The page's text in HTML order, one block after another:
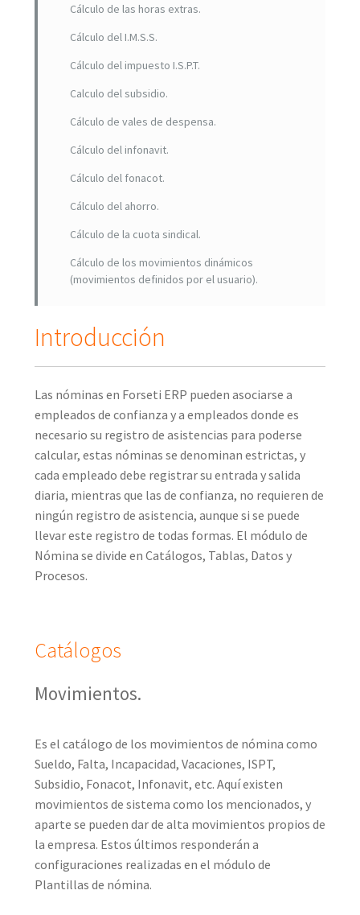
Cálculo de las horas extras.
Cálculo del I.M.S.S.
Cálculo del impuesto I.S.P.T.
Calculo del subsidio.
Cálculo de vales de despensa.
Cálculo del infonavit.
Cálculo del fonacot.
Cálculo del ahorro.
Cálculo de la cuota sindical.
Cálculo de los movimientos dinámicos
(movimientos definidos por el usuario).
Introducción
Las nóminas en Forseti ERP pueden asociarse a
empleados de confianza y a empleados donde es
necesario su registro de asistencias para poderse
calcular, estas nóminas se denominan estrictas, y
cada empleado debe registrar su entrada y salida
diaria, mientras que las de confianza, no requieren de
ningún registro de asistencia, aunque si se puede
llevar este registro de todas formas. El módulo de
Nómina se divide en Catálogos, Tablas, Datos y
Procesos.
Catálogos
Movimientos.
Es el catálogo de los movimientos de nómina como
Sueldo, Falta, Incapacidad, Vacaciones, ISPT,
Subsidio, Fonacot, Infonavit, etc. Aquí existen
movimientos de sistema como los mencionados, y
aparte se pueden dar de alta movimientos propios de
la empresa. Estos últimos responderán a
configuraciones realizadas en el módulo de
Plantillas de nómina.